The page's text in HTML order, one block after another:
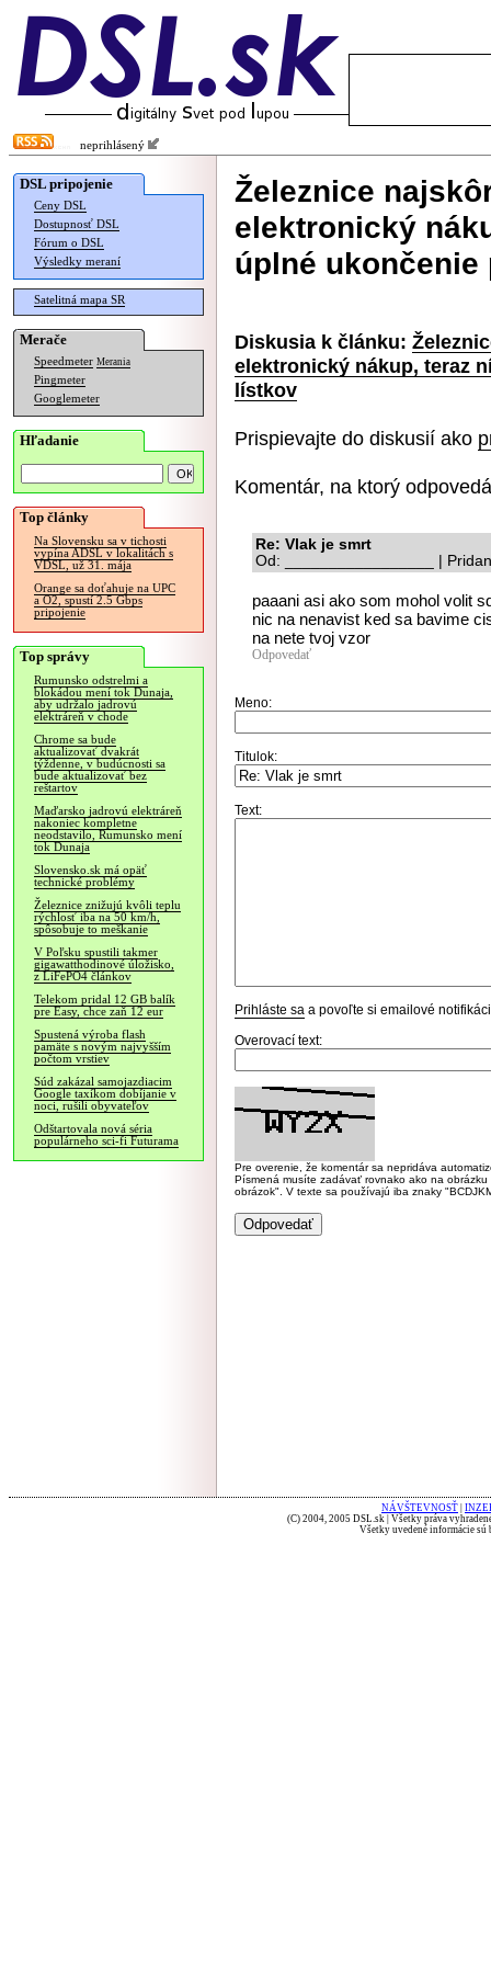
neprihlásený
DSL pripojenie
Ceny DSL
Dostupnosť DSL
Fórum o DSL
Výsledky meraní
Satelitná mapa SR
Merače
Speedmeter Merania
Pingmeter
Googlemeter
Hľadanie
Top články
Na Slovensku sa v tichosti
vypína ADSL v lokalitách s
VDSL, už 31. mája
Orange sa doťahuje na UPC
a O2, spustí 2.5 Gbps
pripojenie
Top správy
Rumunsko odstrelmi a
blokádou mení tok Dunaja,
aby udržalo jadrovú
elektráreň v chode
Chrome sa bude
aktualizovať dvakrát
týždenne, v budúcnosti sa
bude aktualizovať bez
reštartov
Maďarsko jadrovú elektráreň
nakoniec kompletne
neodstavilo, Rumunsko mení
tok Dunaja
Slovensko.sk má opäť
technické problémy
Železnice znižujú kvôli teplu
rýchlosť iba na 50 km/h,
spôsobuje to meškanie
V Poľsku spustili takmer
gigawatthodinové úložisko,
z LiFePO4 článkov
Telekom pridal 12 GB balík
pre Easy, chce zaň 12 eur
Spustená výroba flash
pamäte s novým najvyšším
počtom vrstiev
Súd zakázal samojazdiacim
Google taxíkom dobíjanie v
noci, rušili obyvateľov
Odštartovala nová séria
populárneho sci-fi Futurama
Železnice
elektronický
úplné
Diskusia k článku:
elektronický nákup, teraz
lístkov
Prispievajte do diskusií ako
Komentár, na ktorý
Re: Vlak je smrt
Od: _________________ |
paaani asi ako som mohol volit
nic na nenavist ked sa bavime
na nete tvoj vzor
Odpovedať
Meno:
Titulok:
Text:
Prihláste sa a povoľte si emailové
Overovací text:
Pre overenie, že komentár sa nepridáva
Písmená musíte zadávať rovnako ako na
obrázok". V texte sa používajú iba znaky
NÁVŠTEVNOSŤ
(C) 2004, 2005 DSL.sk | Všetky práva
Všetky uvedené informácie sú